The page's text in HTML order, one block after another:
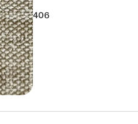
406